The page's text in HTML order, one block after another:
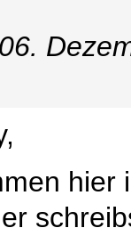
hier